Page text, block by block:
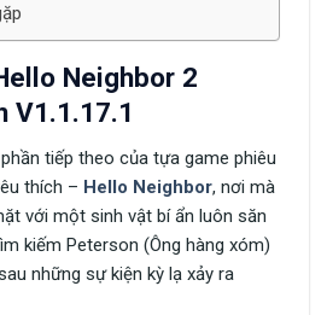
Neighbor 2
V1.1.17.1
tiếp theo của tựa game phiêu
thích – Hello Neighbor, nơi mà
với một sinh vật bí ẩn luôn săn
kiếm Peterson (Ông hàng xóm)
những sự kiện kỳ lạ xảy ra